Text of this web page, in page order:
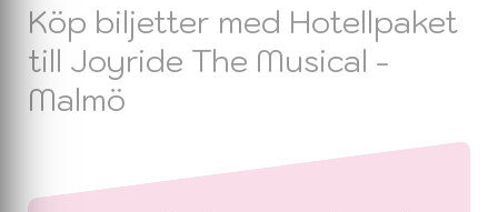
Köp biljetter med Hotellpaket
till Joyride The Musical -
Malmö